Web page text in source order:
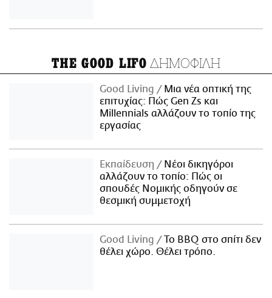
THE GOOD LIFO ΔΗΜΟΦΙΛΗ
Good Living
Μια νέα οπτική της
επιτυχίας: Πώς Gen Zs και
Millennials αλλάζουν το τοπίο της
εργασίας
Εκπαίδευση
Νέοι δικηγόροι
αλλάζουν το τοπίο: Πώς οι
σπουδές Νομικής οδηγούν σε
θεσμική συμμετοχή
Good Living
Το BBQ στο σπίτι δεν
θέλει χώρο. Θέλει τρόπο.